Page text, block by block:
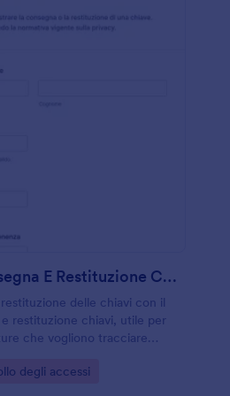
Modulo Di Consegna E Restituzione Chiavi
delle chiavi con il
restituzione chiavi, utile per
che vogliono tracciare
degli accessi